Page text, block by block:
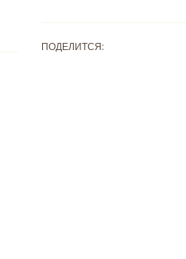
ПОДЕЛИТСЯ: